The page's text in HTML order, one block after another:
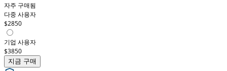
자주 구매됨
다중 사용자
$2850
기업 사용자
$3850
지금 구매